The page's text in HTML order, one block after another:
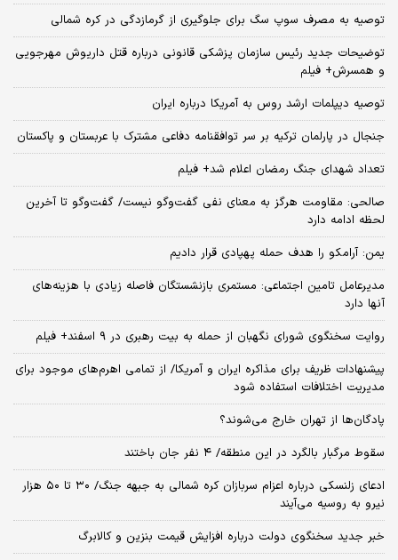
توصیه به مصرف سوپ سگ برای جلوگیری از گرمازدگی در کره شمالی
توضیحات جدید رئیس سازمان پزشکی قانونی درباره قتل داریوش مهرجویی
و همسرش+ فیلم
توصیه دیپلمات ارشد روس به آمریکا درباره ایران
جنجال در پارلمان ترکیه بر سر توافقنامه دفاعی مشترک با عربستان و پاکستان
تعداد شهدای جنگ رمضان اعلام شد+ فیلم
صالحی: مقاومت هرگز به معنای نفی گفت‌وگو نیست/ گفت‌وگو تا آخرین
لحظه ادامه دارد
یمن: آرامکو را هدف حمله پهپادی قرار دادیم
مدیرعامل تامین اجتماعی: مستمری بازنشستگان فاصله زیادی با هزینه‌های
آنها دارد
روایت سخنگوی شورای نگهبان از حمله به بیت رهبری در ۹ اسفند+ فیلم
پیشنهادات ظریف برای مذاکره ایران و آمریکا/ از تمامی اهرم‌های موجود برای
مدیریت اختلافات استفاده شود
پادگان‌ها از تهران خارج می‌شوند؟
سقوط مرگبار بالگرد در این منطقه/ ۴ نفر جان باختند
ادعای زلنسکی درباره اعزام سربازان کره شمالی به جبهه جنگ/ ۳۰ تا ۵۰ هزار
نیرو به روسیه می‌آیند
خبر جدید سخنگوی دولت درباره افزایش قیمت بنزین و کالابرگ